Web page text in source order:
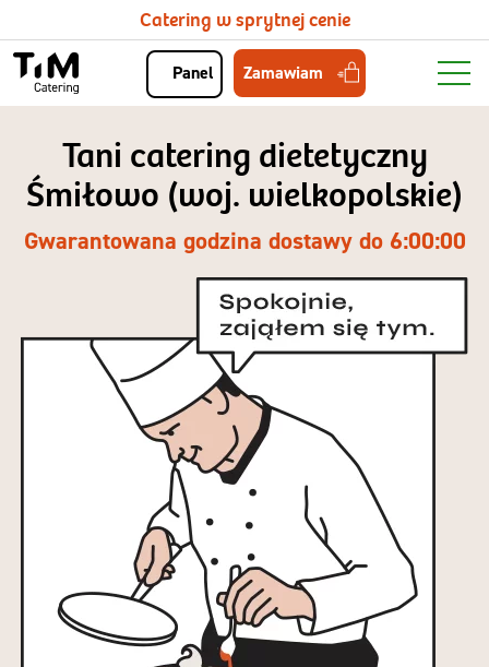
Catering w sprytnej cenie
Panel Zamawiam
Tani catering dietetyczny
Śmiłowo (woj. wielkopolskie)
Gwarantowana godzina dostawy do 6:00:00